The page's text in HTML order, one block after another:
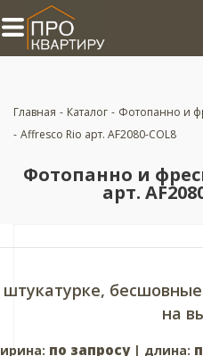
Главная - Каталог - Фотопанно и
- Affresco Rio арт. AF2080-COL8
Фотопанно и
арт.
на
по запросу| длина: